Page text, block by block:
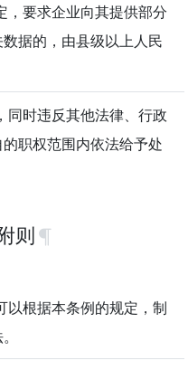
要求企业向其提供部分
据的，由县级以上人民
时违反其他法律、行政
职权范围内依法给予处
则
根据本条例的规定，制